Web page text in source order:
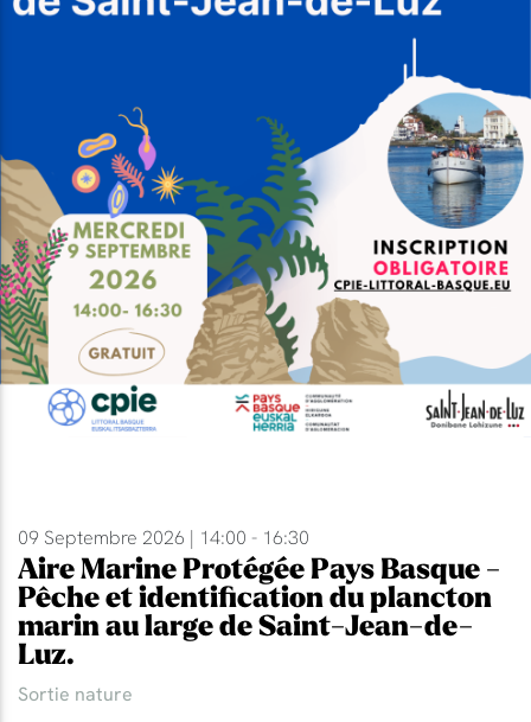
09 Septembre 2026 | 14:00 - 16:30
Aire Marine Protégée Pays Basque -
Pêche et identification du plancton
marin au large de Saint-Jean-de-
Luz.
Sortie nature